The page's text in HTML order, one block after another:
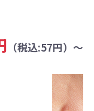
（税込:57円）～